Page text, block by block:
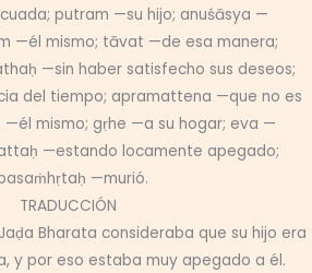
putram —su hijo; anuśāsya —
—él mismo; tāvat —de esa manera;
—sin haber satisfecho sus deseos;
del tiempo; apramattena —que no es
—él mismo; gṛhe —a su hogar; eva —
—estando locamente apegado;
—murió.
TRADUCCIÓN
Bharata consideraba que su hijo era
y ​​por eso estaba muy apegado a él.